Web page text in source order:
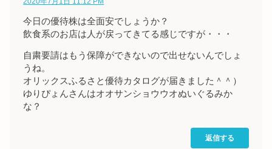
今日の優待株は全面安でしょうか？
飲食系のお店は人が戻ってきてる感じですが・・・
自粛要請はもう保障ができないので出せないんでしょ
うね。
オリックスふるさと優待カタログが届きました＾＾）
ゆりぴょんさんはオオサンショウウオぬいぐるみか
な？
返信する